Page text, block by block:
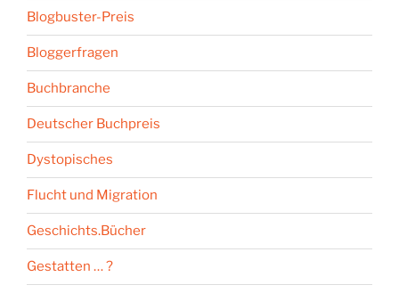
Blogbuster-Preis
Bloggerfragen
Buchbranche
Deutscher Buchpreis
Dystopisches
Flucht und Migration
Geschichts.Bücher
Gestatten … ?